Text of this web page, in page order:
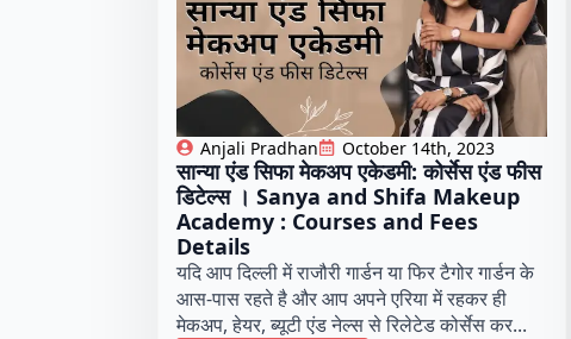
Anjali Pradhan October 14th, 2023
सान्या एंड सिफा मेकअप एकेडमी: कोर्सेस एंड फीस
डिटेल्स । Sanya and Shifa Makeup
Academy : Courses and Fees
Details
यदि आप दिल्ली में राजौरी गार्डन या फिर टैगोर गार्डन के
आस-पास रहते है और आप अपने एरिया में रहकर ही
मेकअप, हेयर, ब्यूटी एंड नेल्स से रिलेटेड कोर्सेस कर...